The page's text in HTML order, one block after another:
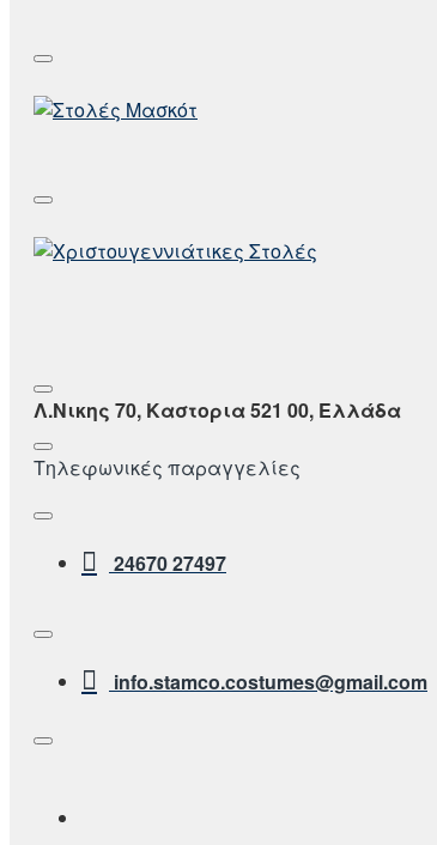
Λ.Νικης 70, Καστορια 521 00, Ελλάδα
Τηλεφωνικές παραγγελίες
24670 27497
info.stamco.costumes@gmail.com